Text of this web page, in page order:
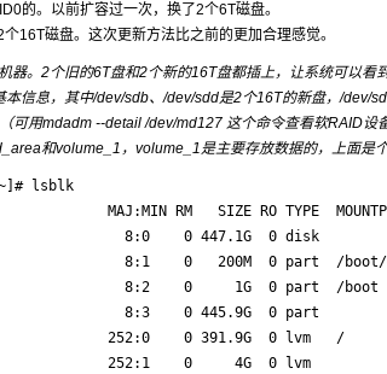
的。以前扩容过一次，换了2个6T磁盘。
16T磁盘。这次更新方法比之前的更加合理感觉。
器。2个旧的6T盘和2个新的16T盘都插上，让系统可以看到
信息，其中/dev/sdb、/dev/sdd是2个16T的新盘，/dev/
可用mdadm --detail /dev/md127 这个命令查看软RAID
和volume_1， volume_1是主要存放数据的，上面是
~]# lsblk
MAJ:MIN RM   SIZE RO TYPE
8:0    0 447.1G  0 disk
8:1    0   200M  0 part  /
8:2    0     1G  0 part  /boot
8:3    0 445.9G  0 part
252:0    0 391.9G  0 lvm   /
252:1    0     4G  0 lvm